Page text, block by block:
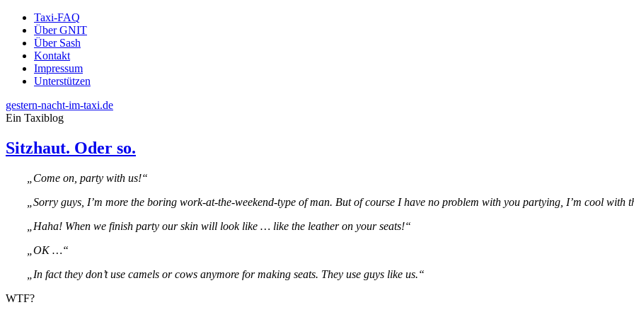
Taxi-FAQ
Über GNIT
Über Sash
Kontakt
Impressum
Unterstützen
gestern-nacht-im-taxi.de
Ein Taxiblog
Sitzhaut. Oder so.
„Come on, party with us!“
„Sorry guys, I’m more the boring work-at-the-weekend-type of man. But of course I have no problem with you partying, I’m cool with
„Haha! When we finish party our skin will look like … like the leather on your seats!“
„OK …“
„In fact they don’t use camels or cows anymore for making seats. They use guys like us.“
WTF?